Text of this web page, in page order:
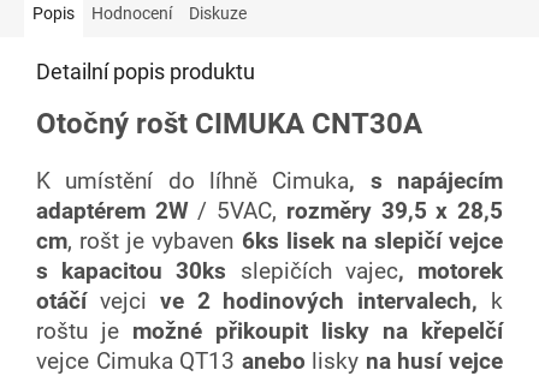
Popis Hodnocení Diskuze
Detailní popis produktu
Otočný rošt CIMUKA CNT30A
K umístění do líhně Cimuka, s
napájecím
adaptérem 2W/ 5VAC, rozměry 39,5 x 28,5
cm, rošt je vybaven 6ks lisek na slepičí vejce
s kapacitou 30ks slepičích vajec, motorek
otáčí vejci ve 2 hodinových intervalech, k
roštu je možné přikoupit lisky na křepelčí
vejce Cimuka QT13 anebo lisky na husí vejce